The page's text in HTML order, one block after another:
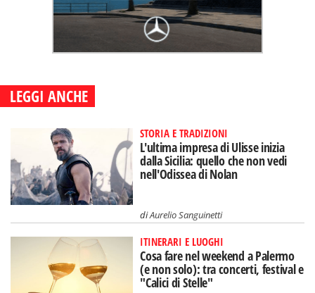
LEGGI ANCHE
STORIA E TRADIZIONI
L'ultima impresa di Ulisse inizia
dalla Sicilia: quello che non vedi
nell'Odissea di Nolan
diAurelio Sanguinetti
ITINERARI E LUOGHI
Cosa fare nel weekend a Palermo
(e non solo): tra concerti, festival e
"Calici di Stelle"